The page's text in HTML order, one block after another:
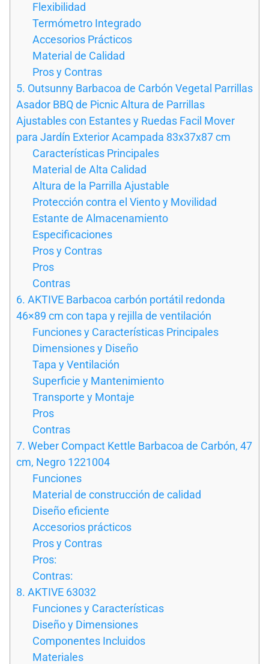
Flexibilidad
Termómetro Integrado
Accesorios Prácticos
Material de Calidad
Pros y Contras
5. Outsunny Barbacoa de Carbón Vegetal Parrillas
Asador BBQ de Picnic Altura de Parrillas
Ajustables con Estantes y Ruedas Facil Mover
para Jardín Exterior Acampada 83x37x87 cm
Características Principales
Material de Alta Calidad
Altura de la Parrilla Ajustable
Protección contra el Viento y Movilidad
Estante de Almacenamiento
Especificaciones
Pros y Contras
Pros
Contras
6. AKTIVE Barbacoa carbón portátil redonda
46×89 cm con tapa y rejilla de ventilación
Funciones y Características Principales
Dimensiones y Diseño
Tapa y Ventilación
Superficie y Mantenimiento
Transporte y Montaje
Pros
Contras
7. Weber Compact Kettle Barbacoa de Carbón, 47
cm, Negro 1221004
Funciones
Material de construcción de calidad
Diseño eficiente
Accesorios prácticos
Pros y Contras
Pros:
Contras:
8. AKTIVE 63032
Funciones y Características
Diseño y Dimensiones
Componentes Incluidos
Materiales